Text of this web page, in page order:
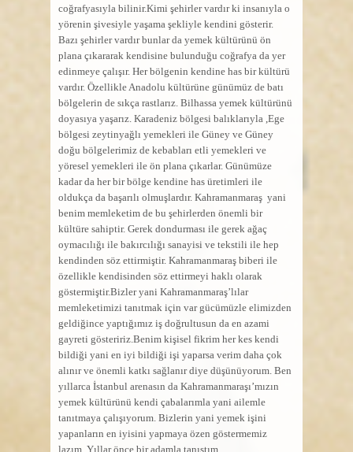
coğrafyasıyla bilinir.Kimi şehirler vardır ki insanıyla o
yörenin şivesiyle yaşama şekliyle kendini gösterir.
Bazı şehirler vardır bunlar da yemek kültürünü ön
plana çıkararak kendisine bulunduğu coğrafya da yer
edinmeye çalışır. Her bölgenin kendine has bir kültürü
vardır. Özellikle Anadolu kültürüne günümüz de batı
bölgelerin de sıkça rastlarız. Bilhassa yemek kültürünü
doyasıya yaşarız. Karadeniz bölgesi balıklarıyla ,Ege
bölgesi zeytinyağlı yemekleri ile Güney ve Güney
doğu bölgelerimiz de kebabları etli yemekleri ve
yöresel yemekleri ile ön plana çıkarlar. Günümüze
kadar da her bir bölge kendine has üretimleri ile
oldukça da başarılı olmuşlardır. Kahramanmaraş yani
benim memleketim de bu şehirlerden önemli bir
kültüre sahiptir. Gerek dondurması ile gerek ağaç
oymacılığı ile bakırcılığı sanayisi ve tekstili ile hep
kendinden söz ettirmiştir. Kahramanmaraş biberi ile
özellikle kendisinden söz ettirmeyi haklı olarak
göstermiştir.Bizler yani Kahramanmaraş’lılar
memleketimizi tanıtmak için var gücümüzle elimizden
geldiğince yaptığımız iş doğrultusun da en azami
gayreti gösteririz.Benim kişisel fikrim her kes kendi
bildiği yani en iyi bildiği işi yaparsa verim daha çok
alınır ve önemli katkı sağlanır diye düşünüyorum. Ben
yıllarca İstanbul arenasın da Kahramanmaraşı’mızın
yemek kültürünü kendi çabalarımla yani ailemle
tanıtmaya çalışıyorum. Bizlerin yani yemek işini
yapanların en iyisini yapmaya özen göstermemiz
lazım. Yıllar önce bir adamla tanıştım.